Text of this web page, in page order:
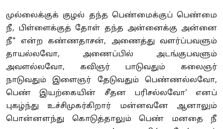
முல்லைக்குக் குழல் தந்த பெண்மைக்குப் பெண்மை
நீ, பிள்ளைக்குத் தோள் தந்த அன்னைக்கு அன்னை
நீ" என்ற கண்ணதாசன், அணைத்து வளர்ப்பவளும்
தாயல்லவோ, அணைப்பில் அடங்குபவளும்
அவளல்லவோ, கவிஞர் பாடுவதும் கலைஞர்
நாடுவதும் இளைஞர் தேடுவதும் பெண்ணல்லவோ,
பெண் இயற்கையின் சீதன பரிசல்லவோ' எனப்
புகழ்ந்து உச்சிமுகர்கிறார் மன்னவனே ஆனாலும்
பொன்னளந்து கொடுத்தாலும் பெண் மனதை நீ